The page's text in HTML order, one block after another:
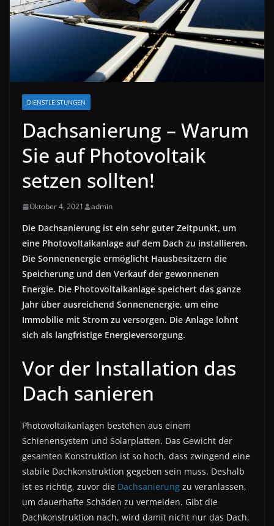
DIENSTLEISTUNGEN
Dachsanierung – Warum
Sie auf Photovoltaik
setzen sollten!
Oktober 4, 2021 admin
Die Dachsanierung ist ein sehr guter Zeitpunkt, um
eine Photovoltaikanlage auf dem Dach zu installieren.
Die Sonnenenergie ermöglicht Hausbesitzern die
Speicherung und den Verkauf der gewonnenen
Energie. Die Photovoltaikanlage speichert das ganze
Jahr über ausreichend Sonnenenergie, um eine
Immobilie mit Strom zu versorgen. Die Anlage lohnt
sich als langfristige Energieversorgung.
Vor der Installation das
Dach sanieren
Photovoltaikanlagen bestehen aus einem
Schienensystem und Solarplatten. Das Gewicht der
gesamten Konstruktion ist so hoch, dass zwingend eine
stabile Dachkonstruktion gegeben sein muss. Deshalb
ist es richtig, zuvor die Dachsanierung zu veranlassen,
um dauerhafte Schäden zu vermeiden. Gibt die
Dachkonstruktion nach, wird damit nicht nur das Dach,